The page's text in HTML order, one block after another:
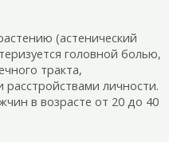
(астенический
головной болью,
тракта,
личности.
в возрасте от 20 до 40